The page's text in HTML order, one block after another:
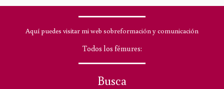
Aquí puedes visitar mi web sobreformación y comunicación
Todos los fémures:
Busca